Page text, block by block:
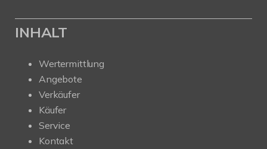
INHALT
Wertermittlung
Angebote
Verkäufer
Käufer
Service
Kontakt